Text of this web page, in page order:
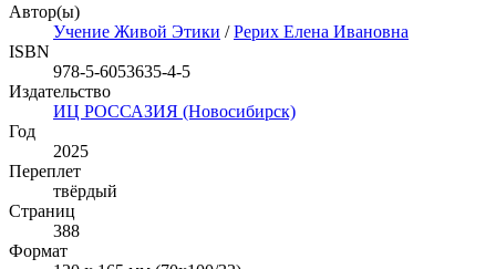
Автор(ы)
Учение Живой Этики /Рерих Елена Ивановна
ISBN
978-5-6053635-4-5
Издательство
ИЦ РОССАЗИЯ (Новосибирск)
Год
2025
Переплет
твёрдый
Страниц
388
Формат